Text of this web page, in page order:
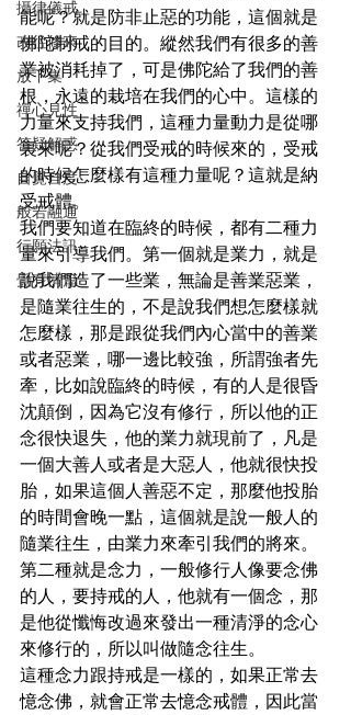
攝律儀戒
改往修來
放下集
禪心見性
答疑解惑
自覺自度
般若融通
行願法訊
覺有情篇
能呢？就是防非止惡的功能，這個就是
佛陀制戒的目的。縱然我們有很多的善
業被消耗掉了，可是佛陀給了我們的善
根，永遠的栽培在我們的心中。這樣的
力量來支持我們，這種力量動力是從哪
裏來呢？從我們受戒的時候來的，受戒
的時候怎麼樣有這種力量呢？這就是納
受戒體。
我們要知道在臨終的時候，都有二種力
量來引導我們。第一個就是業力，就是
說我們造了一些業，無論是善業惡業，
是隨業往生的，不是說我們想怎麼樣就
怎麼樣，那是跟從我們內心當中的善業
或者惡業，哪一邊比較強，所謂強者先
牽，比如說臨終的時候，有的人是很昏
沈顛倒，因為它沒有修行，所以他的正
念很快退失，他的業力就現前了，凡是
一個大善人或者是大惡人，他就很快投
胎，如果這個人善惡不定，那麼他投胎
的時間會晚一點，這個就是說一般人的
隨業往生，由業力來牽引我們的將來。
第二種就是念力，一般修行人像要念佛
的人，要持戒的人，他就有一個念，那
是他從懺悔改過來發出一種清淨的念心
來修行的，所以叫做隨念往生。
這種念力跟持戒是一樣的，如果正常去
憶念佛，就會正常去憶念戒體，因此當